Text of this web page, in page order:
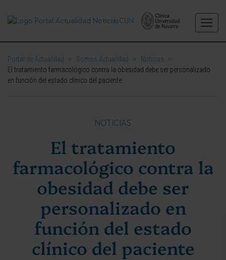
Portal de Actualidad > Somos Actualidad > Noticias
>
El tratamiento farmacológico contra la obesidad debe ser personalizado
en función del estado clínico del paciente
NOTICIAS
El tratamiento
farmacológico contra la
obesidad debe ser
personalizado en
función del estado
clínico del paciente